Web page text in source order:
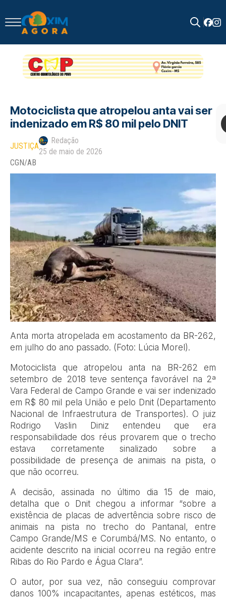
for:
Motociclista que atropelou anta vai ser
indenizado em R$ 80 mil pelo DNIT
JUSTIÇA
Redação
25 de maio de 2026
CGN/AB
Anta morta atropelada em acostamento da BR-262,
em julho do ano passado. (Foto: Lúcia Morel).
Motociclista que atropelou anta na BR-262 em
setembro de 2018 teve sentença favorável na 2ª
Vara Federal de Campo Grande e vai ser indenizado
em R$ 80 mil pela União e pelo Dnit (Departamento
Nacional de Infraestrutura de Transportes). O juiz
Rodrigo Vaslin Diniz entendeu que era
responsabilidade dos réus provarem que o trecho
estava corretamente sinalizado sobre a
possibilidade de presença de animais na pista, o
que não ocorreu.
A decisão, assinada no último dia 15 de maio,
detalha que o Dnit chegou a informar “sobre a
existência de placas de advertência sobre risco de
animais na pista no trecho do Pantanal, entre
Campo Grande/MS e Corumbá/MS. No entanto, o
acidente descrito na inicial ocorreu na região entre
Ribas do Rio Pardo e Água Clara”.
O autor, por sua vez, não conseguiu comprovar
danos 100% incapacitantes, apenas estéticos, mas